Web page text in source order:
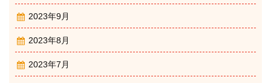
2023年9月
2023年8月
2023年7月